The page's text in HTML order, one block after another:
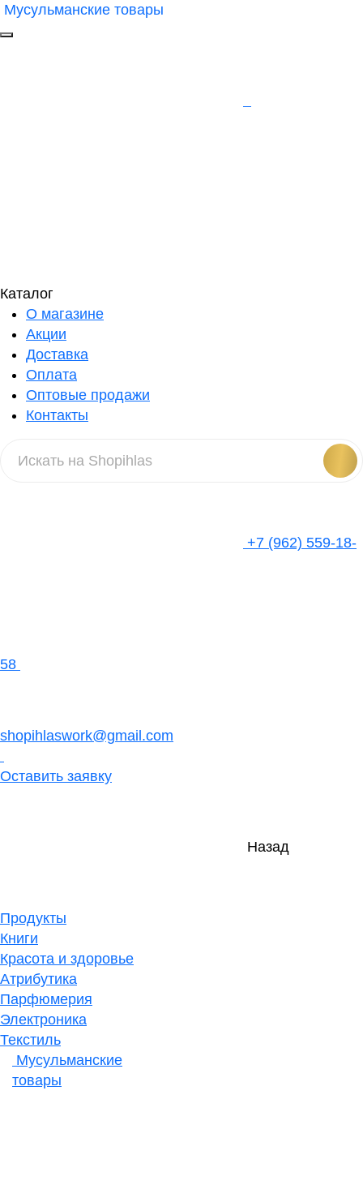
Мусульманские товары
Каталог
О магазине
Акции
Доставка
Оплата
Оптовые продажи
Контакты
+7 (962) 559-18-
58
shopihlaswork@gmail.com
Оставить заявку
Назад
Продукты
Книги
Красота и здоровье
Атрибутика
Парфюмерия
Электроника
Текстиль
Мусульманские
товары